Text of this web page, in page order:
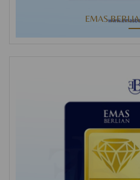
EMAS